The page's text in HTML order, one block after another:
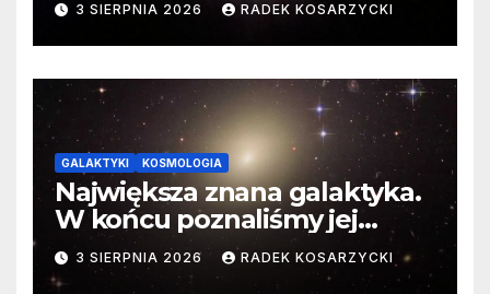
3 SIERPNIA 2026 RADEK KOSARZYCKI
GALAKTYKI KOSMOLOGIA
Największa znana galaktyka.
W końcu poznaliśmy jej
faktyczne wymiary
3 SIERPNIA 2026 RADEK KOSARZYCKI